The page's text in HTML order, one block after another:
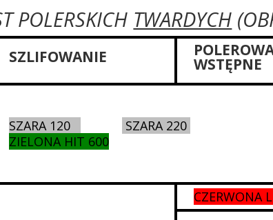
POLERSKICH TWARDYCH
SZLIFOWANIE WSTĘPNE
SZARA 120
SZARA 220
ZIELONA HIT 600
CZERWONA